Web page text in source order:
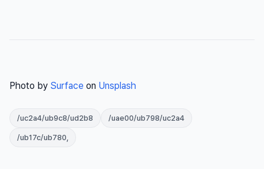
Photo by Surface on Unsplash
/uc2a4/ub9c8/ud2b8 /uae00/ub798/uc2a4
/ub17c/ub780,